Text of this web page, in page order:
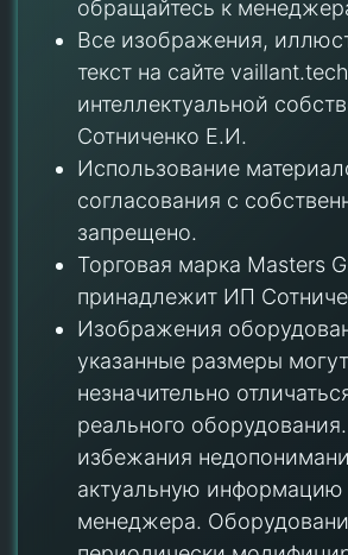
обращайтесь к
Все изображения,
текст на сайте
интеллектуальной
Сотниченко Е.И.
Использование
согласования с
запрещено.
Торговая марка Masters
принадлежит ИП
Изображения
указанные размеры могут
незначительно
реального
избежания
актуальную информацию
менеджера.